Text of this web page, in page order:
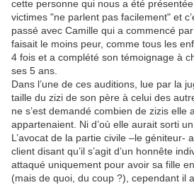
cette personne qui nous a été
victimes "ne parlent pas facilement" et
passé avec Camille qui a commencé
faisait le moins peur, comme tous les
4 fois et a complété son témoignage à
ses 5 ans.
Dans l’une de ces auditions, lue par la
taille du zizi de son père à celui des
ne s’est demandé combien de zizis elle
appartenaient. Ni d’où elle aurait sorti
L’avocat de la partie civile –le géniteur-
client disant qu’il s’agit d’un honnête
attaqué uniquement pour avoir sa fille
(mais de quoi, du coup ?), cependant il